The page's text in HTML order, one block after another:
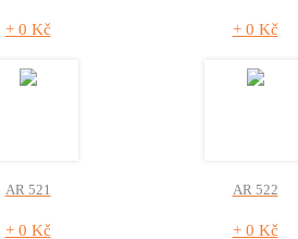
+ 0 Kč + 0 Kč
AR 521
+ 0 Kč
AR 522
+ 0 Kč